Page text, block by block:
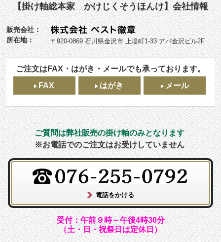
【掛け軸総本家 かけじくそうほんけ】会社情報
販売会社：
所在地：
〒920-0869 石川県金沢市 上堤町1-33 アパ金沢ビル2F
ご注文はFAX・はがき・メールでも承っております。
FAX
はがき メール
ご質問は弊社販売の掛け軸のみとなります
※お電話でのご注文はお受けしていません
受付：午前９時～午後4時30分
（土・日・祝祭日は定休日）